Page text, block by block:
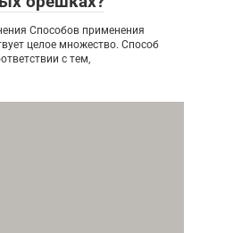
Способов применения
целое множество. Способ
с тем,